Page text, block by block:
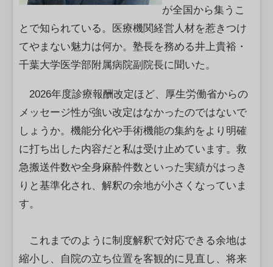
が全国から集うこ
とで知られている。医療機関経営人材を惹きつけ
てやまない魅力は何か。塾長を務める井上貴裕・
千葉大学医学部附属病院副院長に聞いた。
2026年度診療報酬改定ほど、厚生労働省からの
メッセージ性が強い改定はなかったのではないで
しょうか。機能分化や手術機能の集約をより明確
に打ち出した内容だと私は受け止めています。救
急搬送件数や全身麻酔件数といった実績がはっき
りと基準化され、解釈の余地が小さくなっていま
す。
これまでのように制度解釈で対応できる余地は
縮小し、自院の立ち位置を客観的に見直し、将来